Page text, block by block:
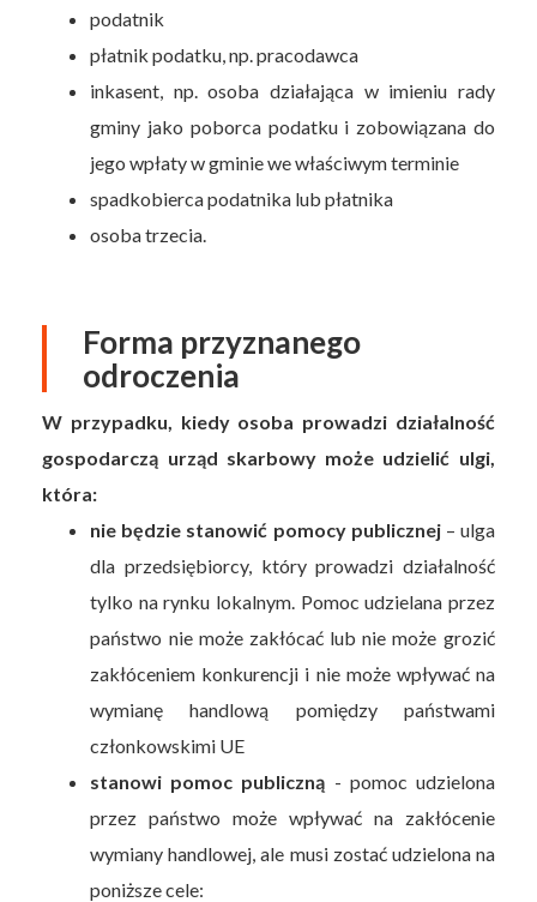
podatnik
płatnik podatku, np. pracodawca
inkasent, np. osoba działająca w imieniu rady
gminy jako poborca podatku i zobowiązana do
jego wpłaty w gminie we właściwym terminie
spadkobierca podatnika lub płatnika
osoba trzecia.
Forma przyznanego
odroczenia
W przypadku, kiedy osoba prowadzi działalność
gospodarczą urząd skarbowy może udzielić ulgi,
która:
nie będzie stanowić pomocy publicznej– ulga
dla przedsiębiorcy, który prowadzi działalność
tylko na rynku lokalnym. Pomoc udzielana przez
państwo nie może zakłócać lub nie może grozić
zakłóceniem konkurencji i nie może wpływać na
wymianę handlową pomiędzy państwami
członkowskimi UE
stanowi pomoc publiczną - pomoc udzielona
przez państwo może wpływać na zakłócenie
wymiany handlowej, ale musi zostać udzielona na
poniższe cele: